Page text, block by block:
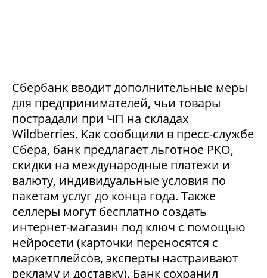
Сбербанк вводит дополнительные меры
для предпринимателей, чьи товары
пострадали при ЧП на складах
Wildberries. Как сообщили в пресс-службе
Сбера, банк предлагает льготное РКО,
скидки на международные платежи и
валюту, индивидуальные условия по
пакетам услуг до конца года. Также
селлеры могут бесплатно создать
интернет-магазин под ключ с помощью
нейросети (карточки переносятся с
маркетплейсов, эксперты настраивают
рекламу и доставку). Банк сохранил